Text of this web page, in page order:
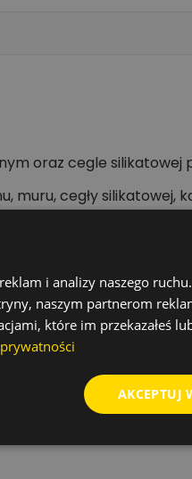
oraz cegle
muru, cegły silikatowej,
i analizy naszego
naszym partnerom
które im przekazałeś
AKCEPTUJ